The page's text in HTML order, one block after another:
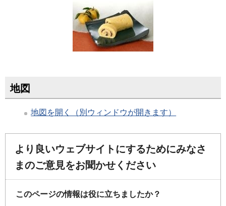
地図
地図を開く（別ウィンドウが開きます）
より良いウェブサイトにするためにみなさ
まのご意見をお聞かせください
このページの情報は役に立ちましたか？